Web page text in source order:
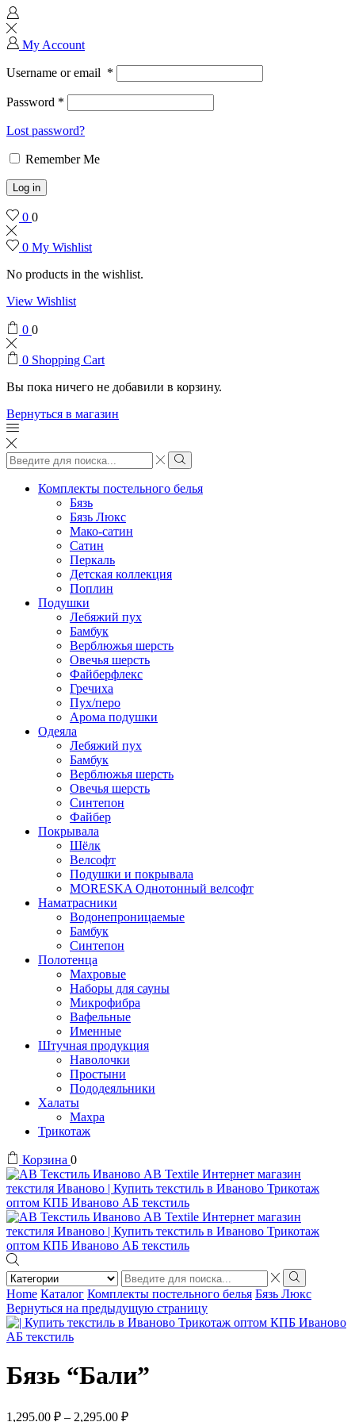
My Account
Username or email *
Password *
Lost password?
Remember Me
Log in
0 0
0 My Wishlist
No products in the wishlist.
View Wishlist
0 0
0 Shopping Cart
Вы пока ничего не добавили в корзину.
Вернуться в магазин
Search
input
Search
Комплекты постельного белья
Бязь
Бязь Люкс
Мако-сатин
Сатин
Перкаль
Детская коллекция
Поплин
Подушки
Лебяжий пух
Бамбук
Верблюжья шерсть
Овечья шерсть
Файберфлекс
Гречиха
Пух/перо
Арома подушки
Одеяла
Лебяжий пух
Бамбук
Верблюжья шерсть
Овечья шерсть
Синтепон
Файбер
Покрывала
Шёлк
Велсофт
Подушки и покрывала
MORESKA Однотонный велсофт
Наматрасники
Водонепроницаемые
Бамбук
Синтепон
Полотенца
Махровые
Наборы для сауны
Микрофибра
Вафельные
Именные
Штучная продукция
Наволочки
Простыни
Пододеяльники
Халаты
Махра
Трикотаж
Корзина 0
Search
input
Search
Home Каталог Комплекты постельного белья Бязь Люкс
Вернуться на предыдущую страницу
Бязь “Бали”
1,295.00 ₽ – 2,295.00 ₽